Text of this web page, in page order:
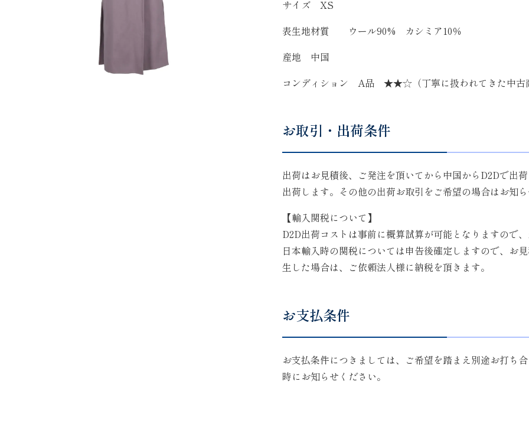
サイズ XS
表生地材質 ウール90% カシミア10％
産地 中国
コンディション A品 ★★☆（丁寧に扱われてきた中古
お取引・出荷条件
出荷はお見積後、ご発注を頂いてから中国からD2Dで出
出荷します。その他の出荷お取引をご希望の場合はお知
【輸入関税について】
D2D出荷コストは事前に概算試算が可能となりますので
日本輸入時の関税については申告後確定しますので、お
生した場合は、ご依頼法人様に納税を頂きます。
お支払条件
お支払条件につきましては、ご希望を踏まえ別途お打ち
時にお知らせください。